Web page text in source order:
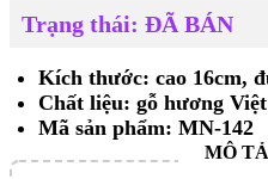
Trạng thái: ĐÃ BÁN
Kích thước: cao 16cm,
Chất liệu: gỗ hương
Mã sản phẩm: MN-142